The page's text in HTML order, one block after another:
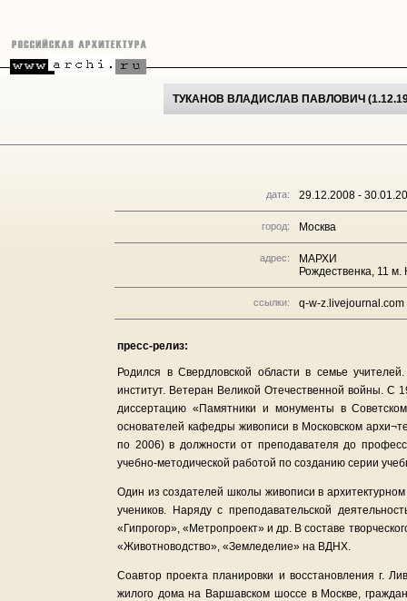
ТУКАНОВ ВЛАДИСЛАВ ПАВЛОВИЧ
дата: 29.12.2008 -
город: Москва
адрес:
МАРХИ
Рождественка, 11 м.
ссылки: q-w-z.livejournal.com
пресс-релиз:
Родился в Свердловской области в семье
институт. Ветеран Великой Отечественной войны. С
диссертацию «Памятники и монументы в
основателей кафедры живописи в Московском
по 2006) в должности от преподавателя до
учебно-методической работой по созданию серии
Один из создателей школы живописи в
учеников. Наряду с преподавательской
«Гипрогор», «Метропроект» и др. В составе
«Животноводство», «Земледелие» на ВДНХ.
Соавтор проекта планировки и восстановления г.
жилого дома на Варшавском шоссе в Москве,